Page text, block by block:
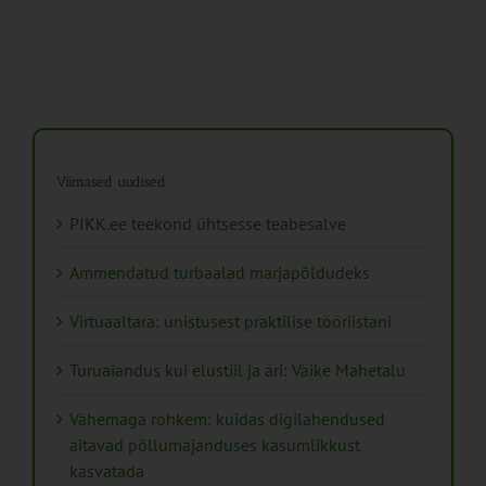
Viimased uudised
PIKK.ee teekond ühtsesse teabesalve
Ammendatud turbaalad marjapõldudeks
Virtuaaltara: unistusest praktilise tööriistani
Turuaiandus kui elustiil ja äri: Väike Mahetalu
Vähemaga rohkem: kuidas digilahendused
aitavad põllumajanduses kasumlikkust
kasvatada